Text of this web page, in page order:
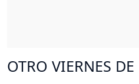
OTRO VIERNES DE